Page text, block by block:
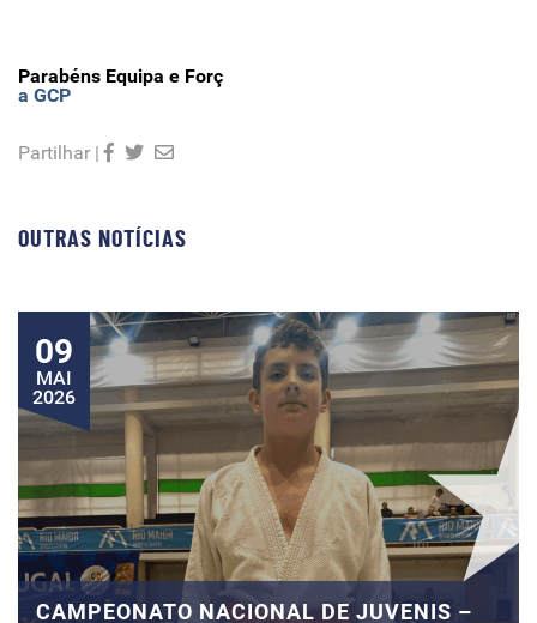
Parabéns Equipa e Forç
a GCP
Partilhar |
OUTRAS NOTÍCIAS
09
MAI
2026
CAMPEONATO NACIONAL DE JUVENIS –